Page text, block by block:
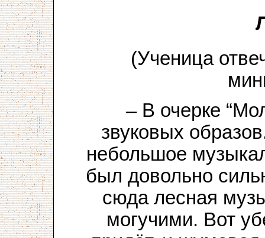
(Ученица
– В очерке
звуковых
небольшое
был довольно
сюда лесная
могучими. Вот